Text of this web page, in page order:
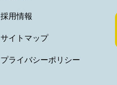
採用情報
サイトマップ
プライバシーポリシー